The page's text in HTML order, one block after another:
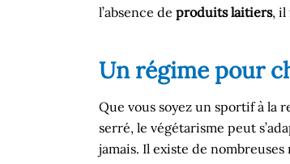
l’absence de produits laitiers, il
Un régime pour
Que vous soyez un sportif à la
serré, le végétarisme peut
jamais. Il existe de